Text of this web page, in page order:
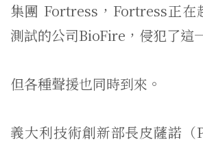
集團 Fortress，Fortress正在
測試的公司BioFire，侵犯了這
但各種聲援也同時到來。
義大利技術創新部長皮薩諾（